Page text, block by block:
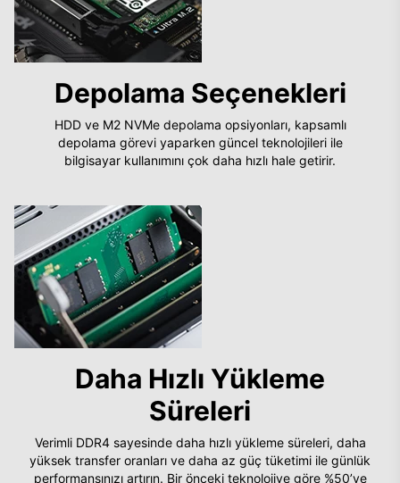
Depolama Seçenekleri
HDD ve M2 NVMe depolama opsiyonları, kapsamlı
depolama görevi yaparken güncel teknolojileri ile
bilgisayar kullanımını çok daha hızlı hale getirir.
Daha Hızlı Yükleme
Süreleri
Verimli DDR4 sayesinde daha hızlı yükleme süreleri, daha
yüksek transfer oranları ve daha az güç tüketimi ile günlük
performansınızı artırın. Bir önceki teknolojiye göre %50’ye